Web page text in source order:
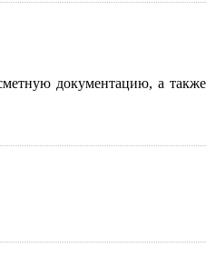
документацию, а также